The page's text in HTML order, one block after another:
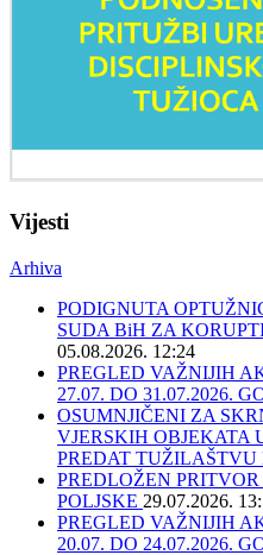
Vijesti
Arhiva
PODIGNUTA
SUDA BiH ZA
05.08.2026. 12:24
PREGLED VAŽNIJIH
27.07. DO 31.07.2026.
OSUMNJIČENI ZA
VJERSKIH OBJEKATA
PREDAT TUŽILAŠTVU
PREDLOŽEN
POLJSKE 29.07.2026.
PREGLED VAŽNIJIH
20.07. DO 24.07.2026.